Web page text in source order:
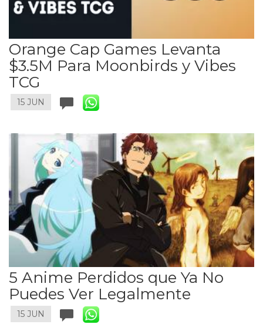
Orange Cap Games Levanta
$3.5M Para Moonbirds y Vibes
TCG
15 JUN
5 Anime Perdidos que Ya No
Puedes Ver Legalmente
15 JUN